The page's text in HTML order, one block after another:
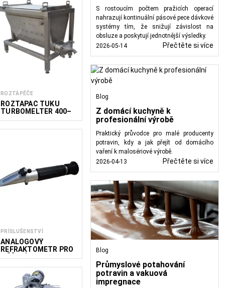
ROZTÁPĚČE
ROZTAPAČ TUKU
TURBOMELTER 400–
1000
PRÍSLUŠENSTVÍ
ANALOGOVÝ
REFRAKTOMETR PRO
MĚŘENÍ VISKOZITY
S rostoucím počtem pražicích operací
nahrazují kontinuální pásové pece dávkové
systémy tím, že snižují závislost na
obsluze a poskytují jednotnější výsledky.
2026-05-14
Přečtěte si více
Blog
Z domácí kuchyně k
profesionální výrobě
Praktický průvodce pro malé producenty
potravin, kdy a jak přejít od domácího
vaření k malosériové výrobě.
2026-04-13
Přečtěte si více
Blog
Průmyslové potahování
potravin a vakuová
impregnace